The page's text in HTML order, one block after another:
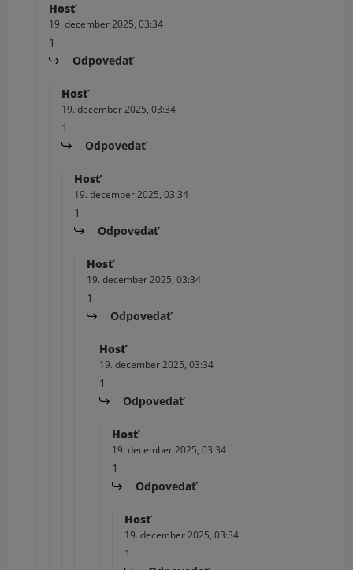
Hosť
19. december 2025, 03:34
1
Odpovedať
Hosť
19. december 2025, 03:34
1
Odpovedať
Hosť
19. december 2025, 03:34
1
Odpovedať
Hosť
19. december 2025, 03:34
1
Odpovedať
Hosť
19. december 2025, 03:34
1
Odpovedať
Hosť
19. december 2025, 03:34
1
Odpovedať
Hosť
19. december 2025, 03:34
1